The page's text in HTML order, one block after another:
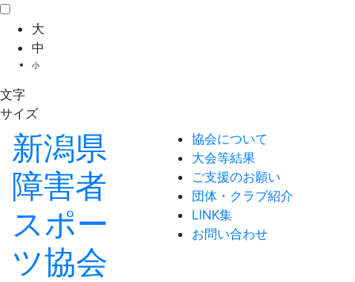
大
中
小
文字
サイズ
新潟県
障害者
スポー
ツ協会
協会について
大会等結果
ご支援のお願い
団体・クラブ紹介
LINK集
お問い合わせ